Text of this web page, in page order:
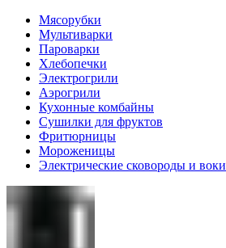
Мясорубки
Мультиварки
Пароварки
Хлебопечки
Электрогрили
Аэрогрили
Кухонные комбайны
Сушилки для фруктов
Фритюрницы
Мороженицы
Электрические сковороды и воки